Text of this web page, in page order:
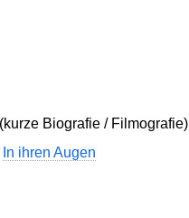
(kurze Biografie / Filmografie)
In ihren Augen